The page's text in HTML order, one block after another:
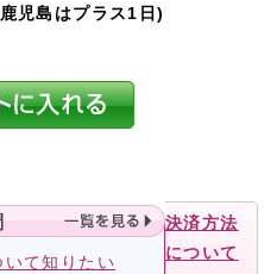
児島はプラス1日)
いて知りたい
決済方法
について